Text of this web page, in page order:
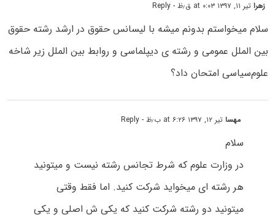
زهراتیر ۱۱, ۱۳۹۷ at ۰:۰۳ ق٫ظ - Reply
سلام میخواستم بدونم میشه با لیسانس حقوق در ارشد رشته حقوق
بین الملل عمومی و رشته ی دیپلماسی و روابط بین الملل زیر شاخه
علوم‌سیاسی امتحان داد؟
مهساتیر ۱۲, ۱۳۹۷ at ۶:۲۶ ب٫ظ - Reply
سلام
در وزارت علوم که شرط تجانس رشته نیست و میتونید
هر رشته ای میخواید شرکت کنید. اما فقط وقتی
میتونید دو رشته شرکت کنید که یکی ش اصلی و یکی